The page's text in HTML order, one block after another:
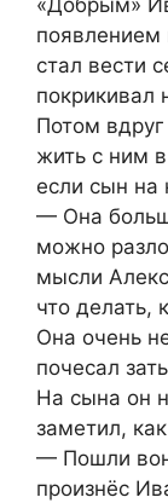
«Добрым»
стал вести
покрикивал
Потом
жить с ним
если сын на
— Она
можно
мысли
что делать,
Она очень
почесал
На сына он
заметил,
— Пошли
произнёс